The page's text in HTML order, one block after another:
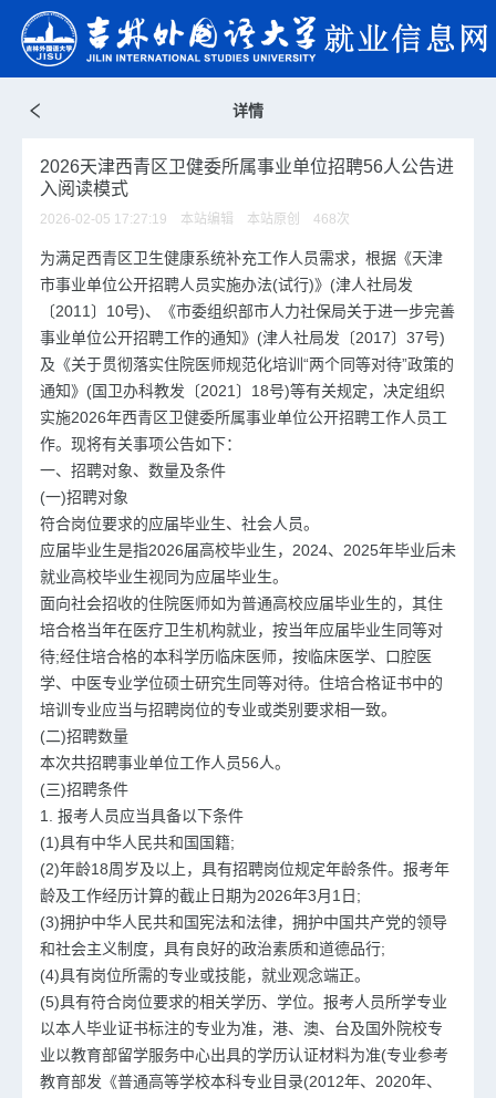
详情
2026天津西青区卫健委所属事业单位招聘56人公告进
入阅读模式
2026-02-05 17:27:19 本站编辑 本站原创 468次
为满足西青区卫生健康系统补充工作人员需求，根据《天津
市事业单位公开招聘人员实施办法(试行)》(津人社局发
〔2011〕10号)、《市委组织部市人力社保局关于进一步完善
事业单位公开招聘工作的通知》(津人社局发〔2017〕37号)
及《关于贯彻落实住院医师规范化培训“两个同等对待”政策的
通知》(国卫办科教发〔2021〕18号)等有关规定，决定组织
实施2026年西青区卫健委所属事业单位公开招聘工作人员工
作。现将有关事项公告如下：
一、招聘对象、数量及条件
(一)招聘对象
符合岗位要求的应届毕业生、社会人员。
应届毕业生是指2026届高校毕业生，2024、2025年毕业后未
就业高校毕业生视同为应届毕业生。
面向社会招收的住院医师如为普通高校应届毕业生的，其住
培合格当年在医疗卫生机构就业，按当年应届毕业生同等对
待;经住培合格的本科学历临床医师，按临床医学、口腔医
学、中医专业学位硕士研究生同等对待。住培合格证书中的
培训专业应当与招聘岗位的专业或类别要求相一致。
(二)招聘数量
本次共招聘事业单位工作人员56人。
(三)招聘条件
1. 报考人员应当具备以下条件
(1)具有中华人民共和国国籍;
(2)年龄18周岁及以上，具有招聘岗位规定年龄条件。报考年
龄及工作经历计算的截止日期为2026年3月1日;
(3)拥护中华人民共和国宪法和法律，拥护中国共产党的领导
和社会主义制度，具有良好的政治素质和道德品行;
(4)具有岗位所需的专业或技能，就业观念端正。
(5)具有符合岗位要求的相关学历、学位。报考人员所学专业
以本人毕业证书标注的专业为准，港、澳、台及国外院校专
业以教育部留学服务中心出具的学历认证材料为准(专业参考
教育部发《普通高等学校本科专业目录(2012年、2020年、